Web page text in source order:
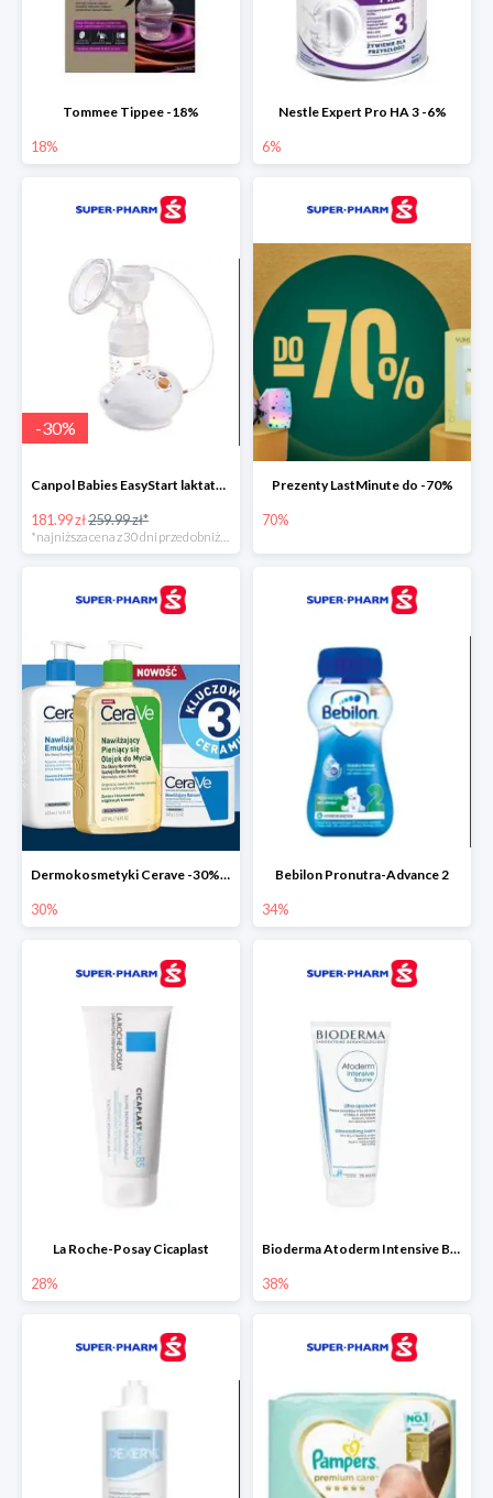
Tommee Tippee -18%
18%
Nestle Expert Pro HA 3 -6%
6%
-30%
Canpol Babies EasyStart laktator elektryczny
181.99 zł259.99 zł*
*najniższa cena z 30 dni przed obniżką
Prezenty LastMinute do -70%
70%
Dermokosmetyki Cerave -30% cała seria
30%
Bebilon Pronutra-Advance 2
34%
La Roche-Posay Cicaplast
28%
Bioderma Atoderm Intensive Baume
38%